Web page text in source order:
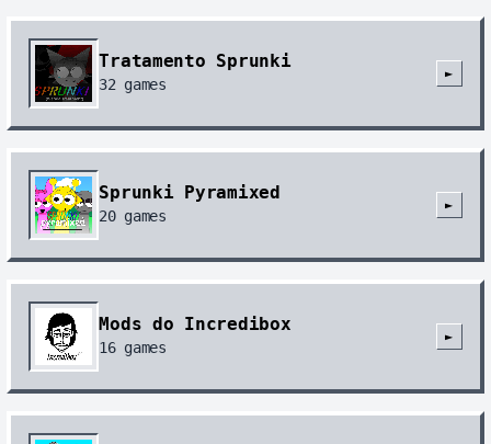
Tratamento Sprunki
32games
►
Sprunki Pyramixed
20games
►
Mods do Incredibox
16games
►